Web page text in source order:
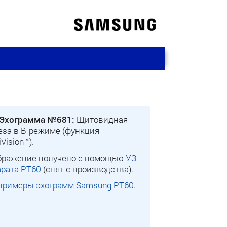
№681: Щитовидная
в B-режиме (функция
получено с помощьюУЗ
PT60 (снят с производства).
эхограмм Samsung PT60.